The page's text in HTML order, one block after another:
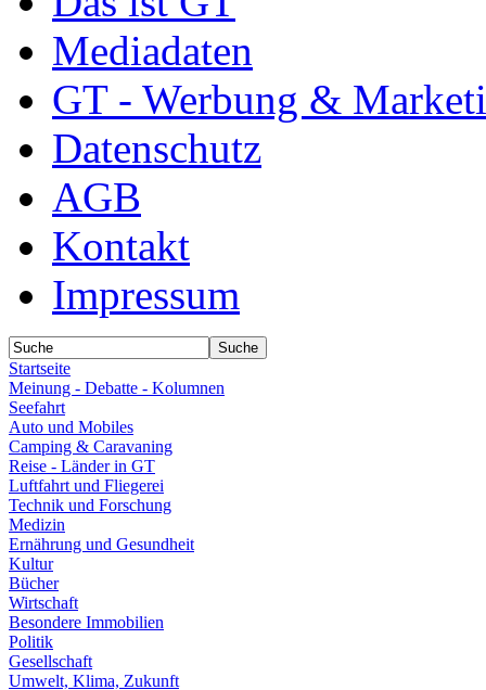
Mediadaten
GT - Werbung &
Datenschutz
AGB
Kontakt
Impressum
Startseite
Meinung - Debatte - Kolumnen
Seefahrt
Auto und Mobiles
Camping & Caravaning
Reise - Länder in GT
Luftfahrt und Fliegerei
Technik und Forschung
Medizin
Ernährung und Gesundheit
Kultur
Bücher
Wirtschaft
Besondere Immobilien
Politik
Gesellschaft
Umwelt, Klima, Zukunft